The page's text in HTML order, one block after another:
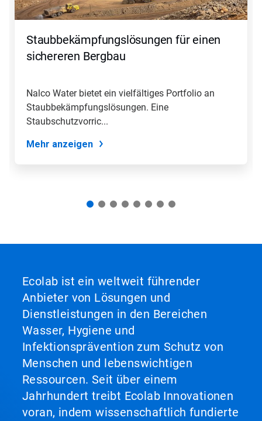
Weiter
und
Punkten
Staubbekämpfungslösungen für einen
sichereren Bergbau
Nalco Water bietet ein vielfältiges Portfolio an
Staubbekämpfungslösungen. Eine
Staubschutzvorric...
Mehr anzeigen
Ecolab ist ein weltweit führender
Anbieter von Lösungen und
Dienstleistungen in den Bereichen
Wasser, Hygiene und
Infektionsprävention zum Schutz von
Menschen und lebenswichtigen
Ressourcen. Seit über einem
Jahrhundert treibt Ecolab Innovationen
voran, indem wissenschaftlich fundierte